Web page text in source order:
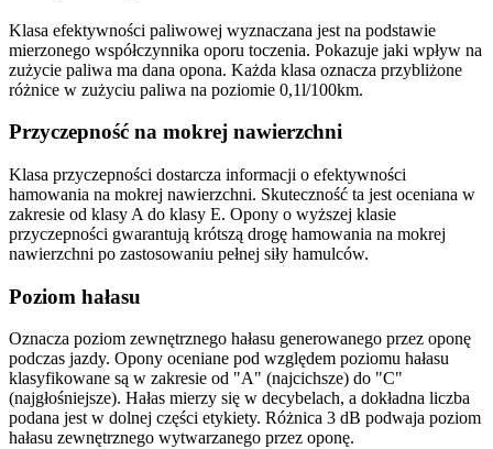
Klasa efektywności paliwowej wyznaczana jest na podstawie
mierzonego współczynnika oporu toczenia. Pokazuje jaki wpływ na
zużycie paliwa ma dana opona. Każda klasa oznacza przybliżone
różnice w zużyciu paliwa na poziomie 0,1l/100km.
Przyczepność na mokrej nawierzchni
Klasa przyczepności dostarcza informacji o efektywności
hamowania na mokrej nawierzchni. Skuteczność ta jest oceniana w
zakresie od klasy A do klasy E. Opony o wyższej klasie
przyczepności gwarantują krótszą drogę hamowania na mokrej
nawierzchni po zastosowaniu pełnej siły hamulców.
Poziom hałasu
Oznacza poziom zewnętrznego hałasu generowanego przez oponę
podczas jazdy. Opony oceniane pod względem poziomu hałasu
klasyfikowane są w zakresie od "A" (najcichsze) do "C"
(najgłośniejsze). Hałas mierzy się w decybelach, a dokładna liczba
podana jest w dolnej części etykiety. Różnica 3 dB podwaja poziom
hałasu zewnętrznego wytwarzanego przez oponę.